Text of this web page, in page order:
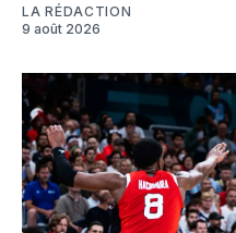
LA RÉDACTION
9 août 2026